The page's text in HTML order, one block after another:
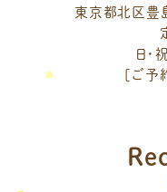
東京都北区豊
日・
[ご予